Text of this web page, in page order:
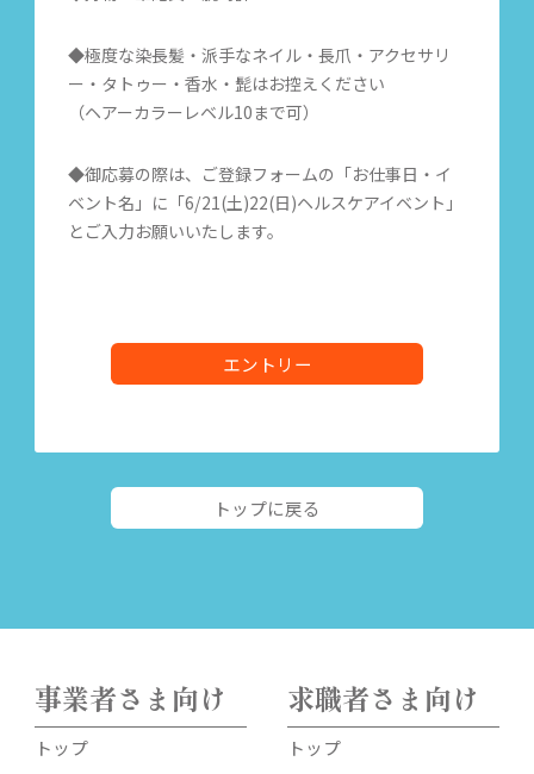
◆極度な染長髪・派手なネイル・長爪・アクセサリ
ー・タトゥー・香水・髭はお控えください
（ヘアーカラーレベル10まで可）
◆御応募の際は、ご登録フォームの「お仕事日・イ
ベント名」に「6/21(土)22(日)ヘルスケアイベント」
とご入力お願いいたします。
エントリー
トップに戻る
事業者さま向け
トップ
求職者さま向け
トップ